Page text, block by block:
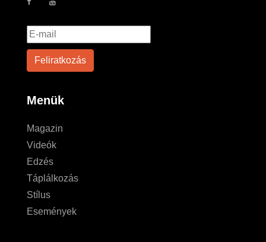
Menük
Magazin
Videók
Edzés
Táplálkozás
Stílus
Események